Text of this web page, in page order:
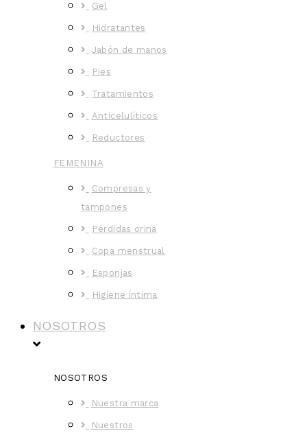
Gel
Hidratantes
Jabón de manos
Pies
Tratamientos
Anticelulíticos
Reductores
FEMENINA
Compresas y
tampones
Pérdidas orina
Copa menstrual
Esponjas
Higiene íntima
NOSOTROS
NOSOTROS
Nuestra marca
Nuestros